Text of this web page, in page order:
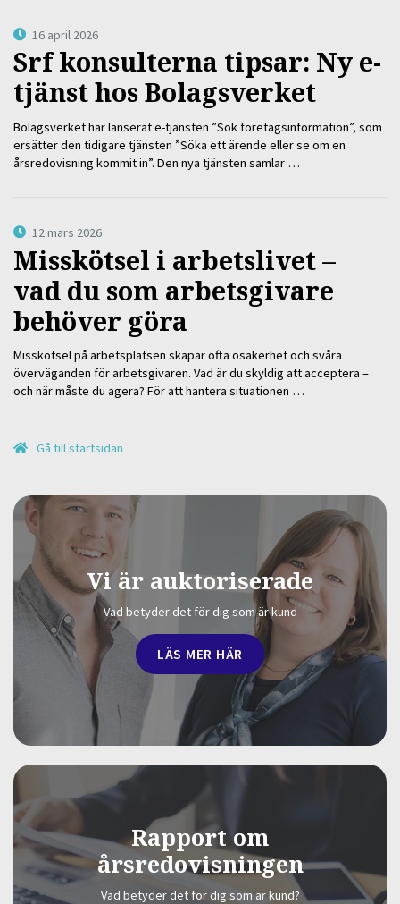
16 april 2026
Srf konsulterna tipsar: Ny e-
tjänst hos Bolagsverket
Bolagsverket har lanserat e-tjänsten ”Sök företagsinformation”, som
ersätter den tidigare tjänsten ”Söka ett ärende eller se om en
årsredovisning kommit in”. Den nya tjänsten samlar …
12 mars 2026
Misskötsel i arbetslivet –
vad du som arbetsgivare
behöver göra
Misskötsel på arbetsplatsen skapar ofta osäkerhet och svåra
överväganden för arbetsgivaren. Vad är du skyldig att acceptera –
och när måste du agera? För att hantera situationen …
Gå till startsidan
Vi är auktoriserade
Vad betyder det för dig som är kund
LÄS MER HÄR
Rapport om
årsredovisningen
Vad betyder det för dig som är kund?